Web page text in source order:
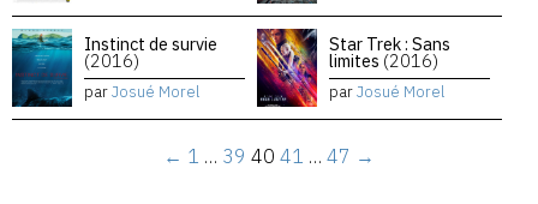
Instinct de survie
(2016)
parJosué Morel
Star Trek : Sans
limites (2016)
parJosué Morel
← 1 … 39 40 41 … 47 →